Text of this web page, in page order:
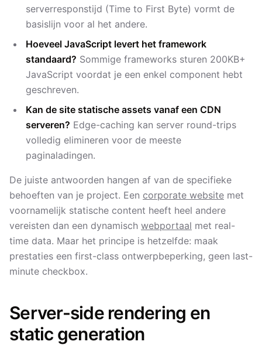
serverresponstijd (Time to First Byte) vormt de
basislijn voor al het andere.
Hoeveel JavaScript levert het framework
standaard? Sommige frameworks sturen 200KB+
JavaScript voordat je een enkel component hebt
geschreven.
Kan de site statische assets vanaf een CDN
serveren? Edge-caching kan server round-trips
volledig elimineren voor de meeste
paginaladingen.
De juiste antwoorden hangen af van de specifieke
behoeften van je project. Een corporate website met
voornamelijk statische content heeft heel andere
vereisten dan een dynamisch webportaal met real-
time data. Maar het principe is hetzelfde: maak
prestaties een first-class ontwerpbeperking, geen last-
minute checkbox.
Server-side rendering en
static generation